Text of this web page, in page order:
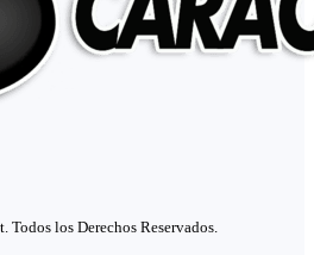
los Derechos Reservados.